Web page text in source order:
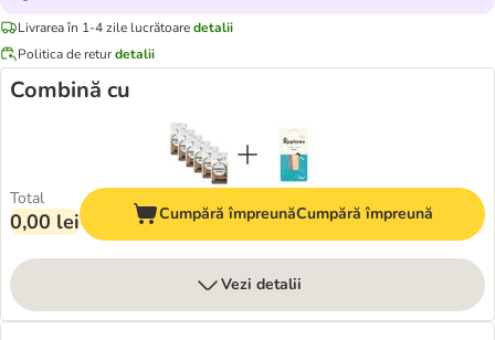
Livrarea în 1-4 zile lucrătoaredetalii
Politica de returdetalii
Combină cu
Total
0,00 lei Cumpără împreunăCumpără împreună
Vezi detalii